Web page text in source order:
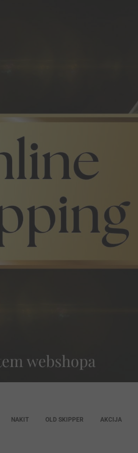
NAKIT OLD SKIPPER AKCIJA